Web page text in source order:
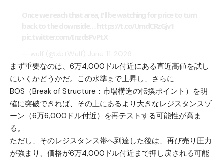
まず重要なのは、6万4,000ドル付近にある直近高値を試し
にいくかどうかだ。この水準まで上昇し、さらに
BOS（Break of Structure：市場構造の転換ポイント）を明
確に突破できれば、その上にあるより大きなレジスタンスゾ
ーン（6万6,000ドル付近）を再テストする可能性が高ま
る。
ただし、そのレジスタンス帯へ到達した後は、再び売り圧力
が強まり、価格が6万4,000ドル付近まで押し戻される可能